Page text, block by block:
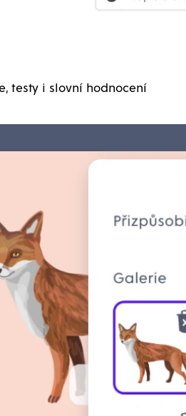
testy i slovní hodnocení